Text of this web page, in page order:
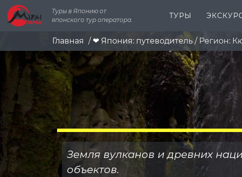
Туры в Японию от
японского тур оператора.
ТУРЫ
Главная / ❤ Япония: путеводитель / Регион:
Земля вулканов и древних
объектов.